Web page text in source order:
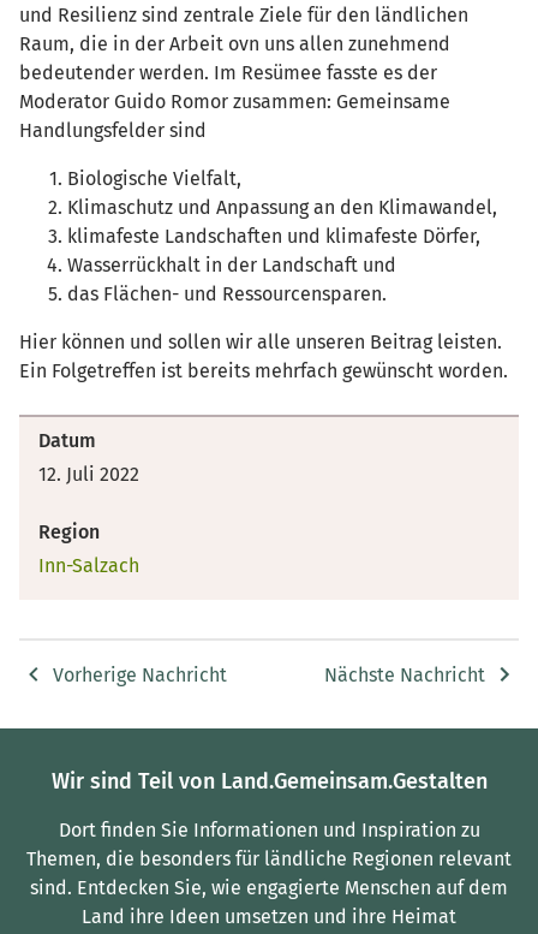
und Resilienz sind zentrale Ziele für den ländlichen
Raum, die in der Arbeit ovn uns allen zunehmend
bedeutender werden. Im Resümee fasste es der
Moderator Guido Romor zusammen: Gemeinsame
Handlungsfelder sind
Biologische Vielfalt,
Klimaschutz und Anpassung an den Klimawandel,
klimafeste Landschaften und klimafeste Dörfer,
Wasserrückhalt in der Landschaft und
das Flächen- und Ressourcensparen.
Hier können und sollen wir alle unseren Beitrag leisten.
Ein Folgetreffen ist bereits mehrfach gewünscht worden.
Datum
12. Juli 2022
Region
Inn-Salzach
Vorherige Nachricht Nächste Nachricht
Wir sind Teil von Land.Gemeinsam.Gestalten
Dort finden Sie Informationen und Inspiration zu
Themen, die besonders für ländliche Regionen relevant
sind. Entdecken Sie, wie engagierte Menschen auf dem
Land ihre Ideen umsetzen und ihre Heimat